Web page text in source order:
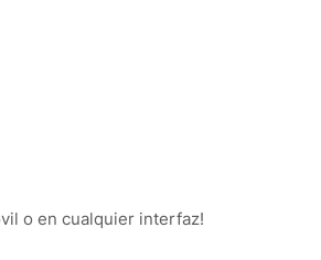
o en cualquier interfaz!